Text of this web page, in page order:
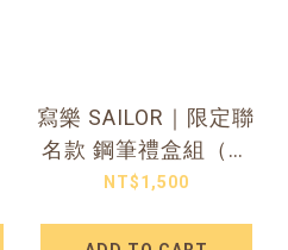
寫樂 SAILOR｜限定聯
名款 鋼筆禮盒組（海
軍藍）
NT$1,500